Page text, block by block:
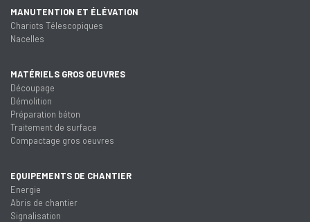
MANUTENTION ET ÉLÉVATION
Chariots Télescopiques
Nacelles
MATÉRIELS GROS OEUVRES
Découpage
Démolition
Préparation béton
Traitement de surface
Compactage gros oeuvres
EQUIPEMENTS DE CHANTIER
Energie
Abris de chantier
Signalisation